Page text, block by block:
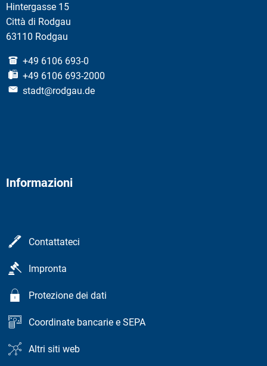
Hintergasse 15
Città di Rodgau
63110 Rodgau
+49 6106 693-0
+49 6106 693-2000
stadt@rodgau.de
Informazioni
Contattateci
Impronta
Protezione dei dati
Coordinate bancarie e SEPA
Altri siti web